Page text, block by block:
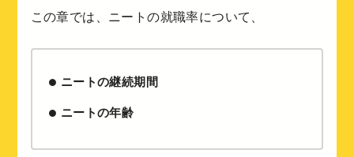
この章では、ニートの就職率について、
ニートの継続期間
ニートの年齢